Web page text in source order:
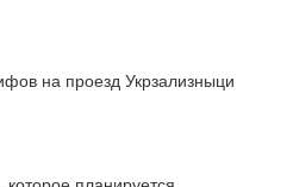
на проезд Укрзализныци